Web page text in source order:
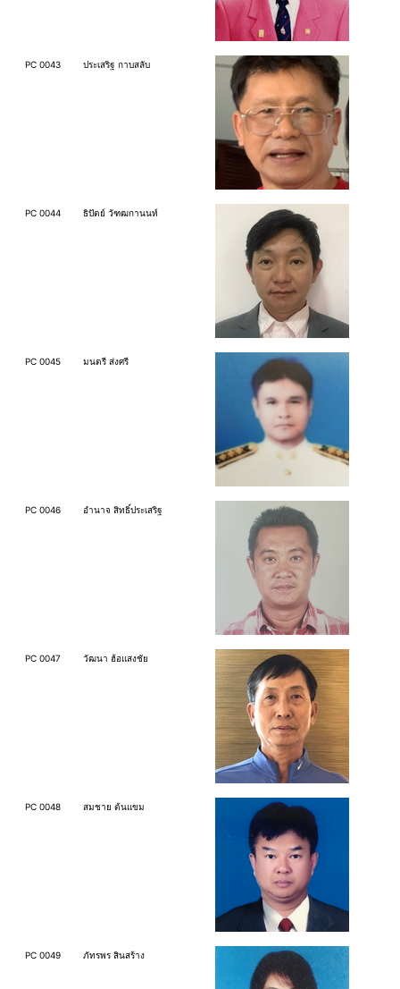
PC 0043 ประเสริฐ กาบสลับ
PC 0044 ธิปัตย์ วัฑฒกานนท์
PC 0045 มนตรี ส่งศรี
PC 0046 อำนาจ สิทธิ์ประเสริฐ
PC 0047 วัฒนา ฮ้อแสงชัย
PC 0048 สมชาย ต้นแขม
PC 0049 ภัทรพร สินสร้าง